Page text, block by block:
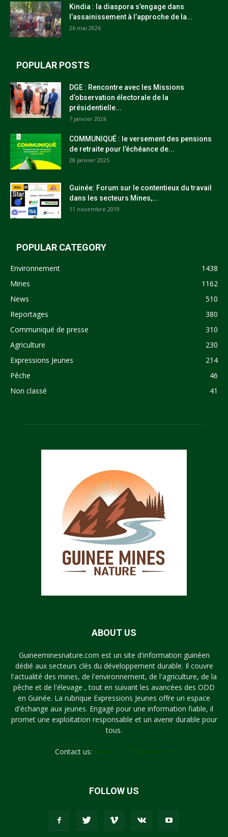
Kindia : la diaspora s’engage dans
l’assainissement à l’approche de la...
26 mai 2026
POPULAR POSTS
DGE : Rencontre avec les Missions
d’observation électorale de la
présidentielle...
7 janvier 2026
COMMUNIQUÉ : le versement des pensions
de retraite pour l’échéance de...
28 janvier 2025
Guinée: Forum sur le contentieux du travail
dans les secteurs Mines,...
11 novembre 2019
POPULAR CATEGORY
Environnement
1438
Mines
1162
News
510
Reportages
380
Communiqué de presse
310
Agriculture
230
Expressions Jeunes
214
Pêche
46
Non classé
41
ABOUT US
Guineeminesnature.com est un site d'information guinéen
dédié aux secteurs clés du développement durable. Il couvre
l'actualité des mines, de l'environnement, de l'agriculture, de la
pêche et de l'élevage , tout en suivant les avancées des ODD
en Guinée. La rubrique Expressions Jeunes offre un espace
d'échange aux jeunes. Engagé pour une information fiable, il
promet une exploitation responsable et un avenir durable pour
tous.
Contact us:
FOLLOW US